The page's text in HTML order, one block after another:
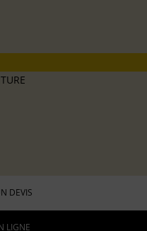
DEVIS
LIGNE